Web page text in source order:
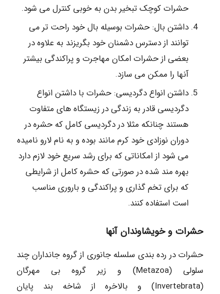
حشرات کوچک تبخیر بدن به خوبی کنترل می شود.
داشتن بال: حشرات بوسیله بال خود راحت تر می
توانند از دسترس دشمنان خود بگریزند به علاوه در
بعضی از حشرات امکان مهاجرت و پراکندگی بیشتر
آنها را ممکن می سازد.
داشتن انواع دگردیسی: حشرات با داشتن انواع
دگردیسی قادر به زندگی در زیستگاه های متفاوت
هستند چنانکه مثلا در دگردیسی کامل که حشره در
دوران نوزادی خود کرم مانند بوده و به نام لارو نامیده
می شود از امکاناتی که برای رشد سریع خود لازم دارد
بهره مند شده در صورتی که حشره کامل از شرایطی
که برای تخم گذاری و پراکندگی و باروری مناسب
است استفاده کنند.
حشرات و خویشاوندان آنها
حشرات در رده بندی سلسله جانوری از گروه جانداران چند
سلولی (Metazoa) و زیر گروه بی مهرگان
(Invertebrata) و بالاخره از شاخه بند پایان